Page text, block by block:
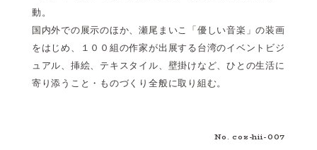
動。
国内外での展示のほか、瀬尾まいこ「優しい音楽」の装画
をはじめ、１００組の作家が出展する台湾のイベントビジ
ュアル、挿絵、テキスタイル、壁掛けなど、ひとの生活に
寄り添うこと・ものづくり全般に取り組む。
No. coz-hii-007